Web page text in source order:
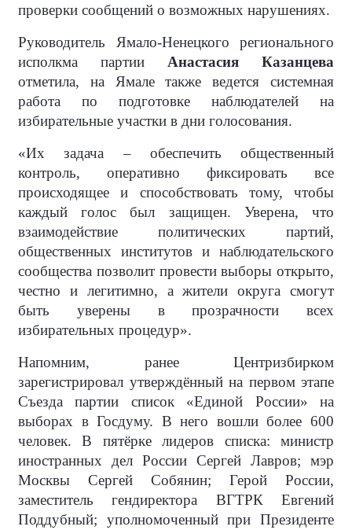
проверки сообщений о возможных нарушениях.
Руководитель Ямало-Ненецкого регионального
исполкма партии Анастасия Казанцева
отметила, на Ямале также ведется системная
работа по подготовке наблюдателей на
избирательные участки в дни голосования.
«Их задача – обеспечить общественный
контроль, оперативно фиксировать все
происходящее и способствовать тому, чтобы
каждый голос был защищен. Уверена, что
взаимодействие политических партий,
общественных институтов и наблюдательского
сообщества позволит провести выборы открыто,
честно и легитимно, а жители округа смогут
быть уверены в прозрачности всех
избирательных процедур».
Напомним, ранее Центризбирком
зарегистрировал утверждённый на первом этапе
Съезда партии список «Единой России» на
выборах в Госдуму. В него вошли более 600
человек. В пятёрке лидеров списка: министр
иностранных дел России Сергей Лавров; мэр
Москвы Сергей Собянин; Герой России,
заместитель гендиректора ВГТРК Евгений
Поддубный; уполномоченный при Президенте